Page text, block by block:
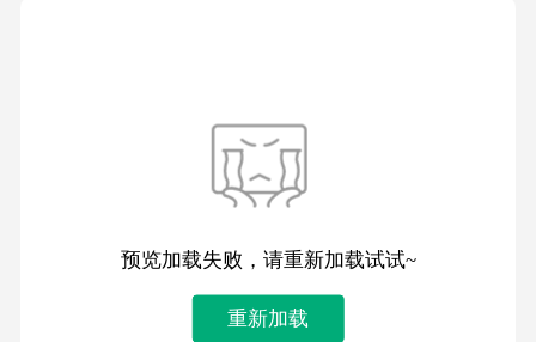
预览加载失败，请重新加载试试~
重新加载